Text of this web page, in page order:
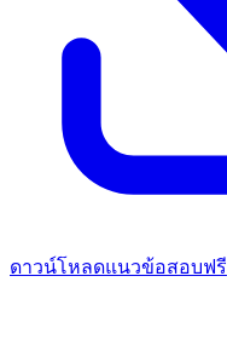
ดาวน์โหลดแนวข้อสอบฟรี